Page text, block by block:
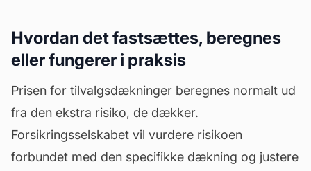
Hvordan det fastsættes, beregnes
eller fungerer i praksis
Prisen for tilvalgsdækninger beregnes normalt ud
fra den ekstra risiko, de dækker.
Forsikringsselskabet vil vurdere risikoen
forbundet med den specifikke dækning og justere